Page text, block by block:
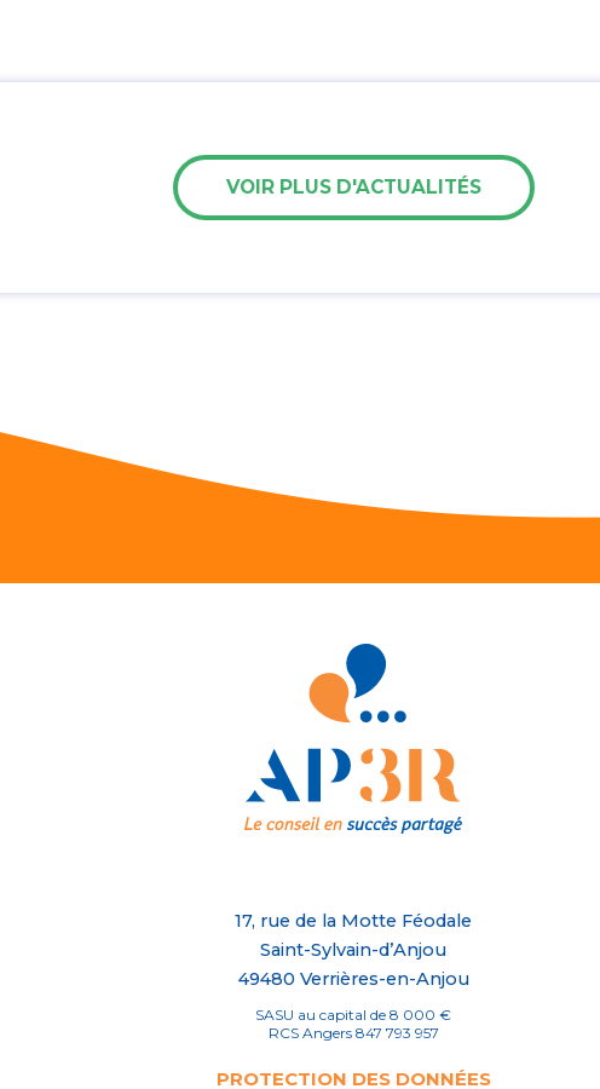
VOIR PLUS D'ACTUALITÉS
17, rue de la Motte Féodale
Saint-Sylvain-d’Anjou
49480 Verrières-en-Anjou
SASU au capital de 8 000 €
RCS Angers 847 793 957
PROTECTION DES DONNÉES